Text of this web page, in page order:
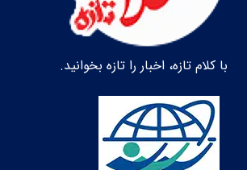
با کلام تازه، اخبار را تازه بخوانید.